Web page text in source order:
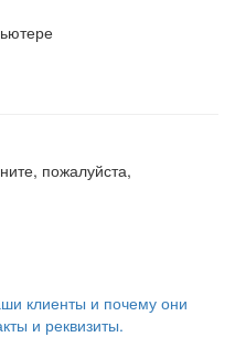
пожалуйста,
клиенты и почему они
и реквизиты.